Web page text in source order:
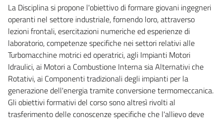
La Disciplina si propone l'obiettivo di formare giovani ingegneri
operanti nel settore industriale, fornendo loro, attraverso
lezioni frontali, esercitazioni numeriche ed esperienze di
laboratorio, competenze specifiche nei settori relativi alle
Turbomacchine motrici ed operatrici, agli Impianti Motori
Idraulici, ai Motori a Combustione Interna sia Alternativi che
Rotativi, ai Componenti tradizionali degli impianti per la
generazione dell'energia tramite conversione termomeccanica.
Gli obiettivi formativi del corso sono altresì rivolti al
trasferimento delle conoscenze specifiche che l'allievo deve